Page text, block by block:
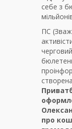
себе з
ПС
створена
про